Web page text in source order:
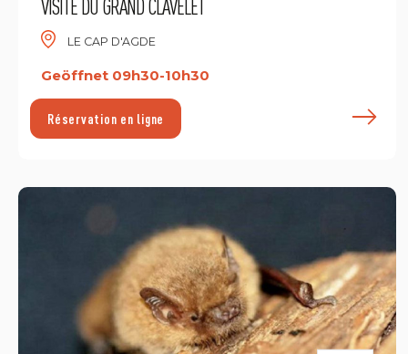
VISITE DU GRAND CLAVELET
LE CAP D'AGDE
Geöffnet 09h30-10h30
Réservation en ligne